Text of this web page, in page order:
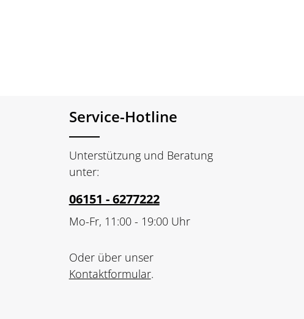
Service-Hotline
Unterstützung und Beratung
unter:
06151 - 6277222
Mo-Fr, 11:00 - 19:00 Uhr
Oder über unser
Kontaktformular.